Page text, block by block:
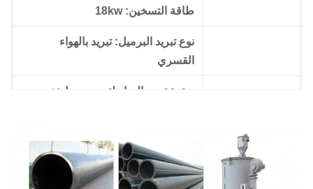
طاقة التسخين: 18kw
نوع تبريد البرميل: تبريد بالهواء
القسري
سترة تبريد المياه لتبريد برميل: نعم
أقصى سرعة دوران للمسمار: 13-130
دورة في الدقيقة